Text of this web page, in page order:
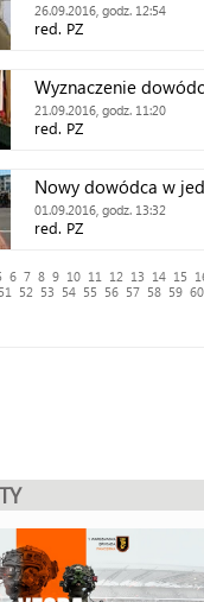
26.09.2016, godz. 12:54
red. PZ
Wyznaczenie
21.09.2016, godz. 11:20
red. PZ
Nowy dowódca w
01.09.2016, godz. 13:32
red. PZ
6 7 8 9 10 11 12 13 14 15
51 52 53 54 55 56 57 58 59 60